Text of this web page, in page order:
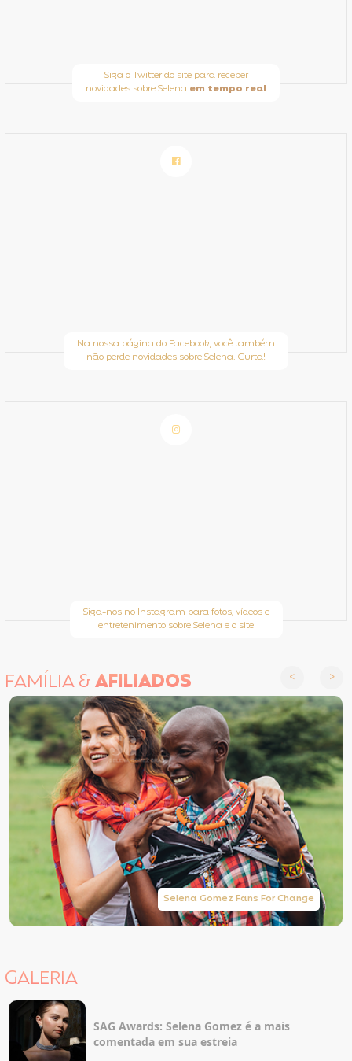
Siga o Twitter do site para receber
novidades sobre Selena em tempo real
Na nossa página do Facebook, você também
não perde novidades sobre Selena. Curta!
Siga-nos no Instagram para fotos, vídeos e
entretenimento sobre Selena e o site
FAMÍLIA &AFILIADOS
Selena Gomez Fans For Change
GALERIA
SAG Awards: Selena Gomez é a mais
comentada em sua estreia